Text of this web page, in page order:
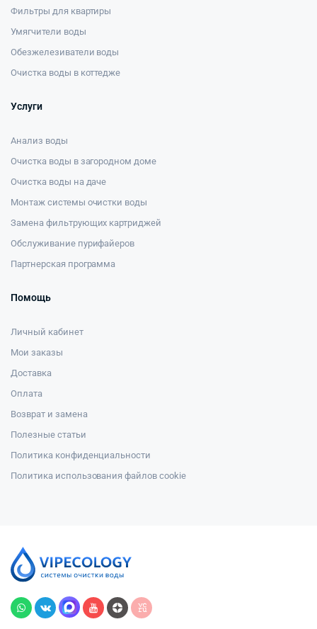
Фильтры для квартиры
Умягчители воды
Обезжелезиватели воды
Очистка воды в коттедже
Услуги
Анализ воды
Очистка воды в загородном доме
Очистка воды на даче
Монтаж системы очистки воды
Замена фильтрующих картриджей
Обслуживание пурифайеров
Партнерская программа
Помощь
Личный кабинет
Мои заказы
Доставка
Оплата
Возврат и замена
Полезные статьи
Политика конфиденциальности
Политика использования файлов cookie